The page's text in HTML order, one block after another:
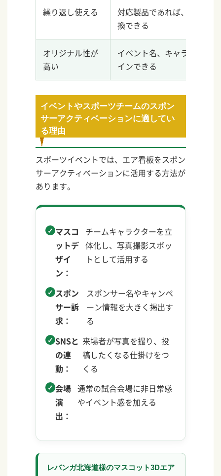
繰り返し使える
対応製品であれば、土台を
換できる
オリジナル性が
高い
イベント名、キャラクター
インできる
イベントやスポーツチームのスポン
サーアクティベーションに適してい
る理由
スポーツイベントでは、エア看板をスポン
サーアクティベーションに活用する方法が
あります。
マスコ
ットデ
ザイ
ン：
チームキャラクターを立
体化し、写真撮影スポッ
トとして活用する
スポン
サー訴
求：
スポンサー名やキャンペ
ーン情報を大きく掲出す
る
SNSと
の連
動：
来場者が写真を撮り、投
稿したくなる仕掛けをつ
くる
会場
演
出：
通常の試合会場に非日常感
やイベント感を加える
レバンガ北海道様のマスコット3Dエア